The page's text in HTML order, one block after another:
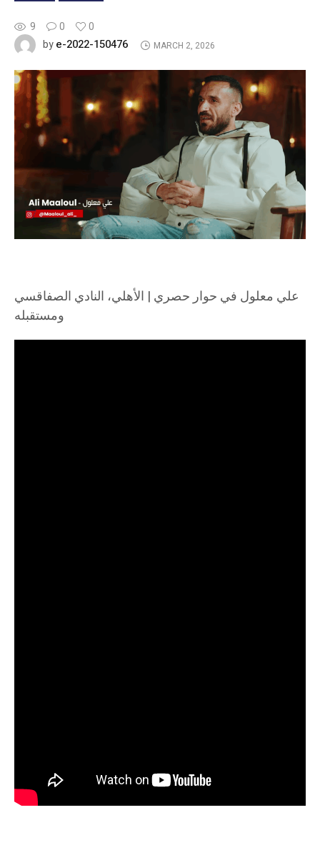
9 0
0
bye-2022-150476 MARCH 2, 2026
علي معلول في حوار حصري | الأهلي، النادي الصفاقسي
ومستقبله